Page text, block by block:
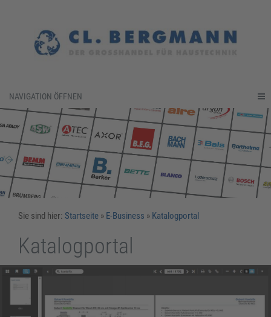
NAVIGATION ÖFFNEN
Sie sind hier: Startseite » E-Business » Katalogportal
Katalogportal